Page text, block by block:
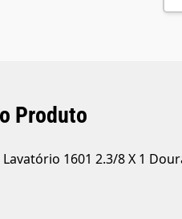
Produto
1601 2.3/8 X 1